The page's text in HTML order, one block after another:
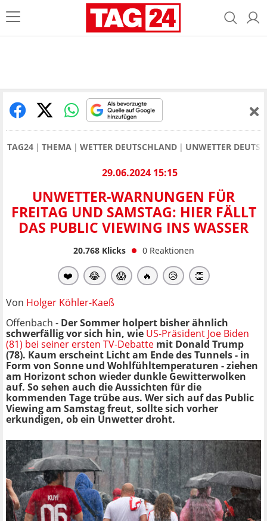
TAG24 THEMA WETTER DEUTSCHLAND UNWETTER
29.06.2024 15:15
UNWETTER-WARNUNGEN FÜR
FREITAG UND SAMSTAG: HIER FÄLLT
DAS PUBLIC VIEWING INS WASSER
20.768Klicks 0 Reaktionen
❤️ 😂 😱 🔥 😥 👏
Von Holger Köhler-Kaeß
Offenbach - Der Sommer holpert bisher ähnlich
schwerfällig vor sich hin, wie US-Präsident Joe Biden
(81) bei seiner ersten TV-Debatte mit Donald Trump
(78). Kaum erscheint Licht am Ende des Tunnels - in
Form von Sonne und Wohlfühltemperaturen - ziehen
am Horizont schon wieder dunkle Gewitterwolken
auf. So sehen auch die Aussichten für die
kommenden Tage trübe aus. Wer sich auf das Public
Viewing am Samstag freut, sollte sich vorher
erkundigen, ob ein Unwetter droht.